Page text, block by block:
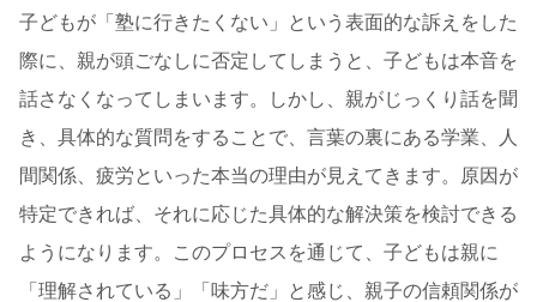
子どもが「塾に行きたくない」という表面的な訴えをした
際に、親が頭ごなしに否定してしまうと、子どもは本音を
話さなくなってしまいます。しかし、親がじっくり話を聞
き、具体的な質問をすることで、言葉の裏にある学業、人
間関係、疲労といった本当の理由が見えてきます。原因が
特定できれば、それに応じた具体的な解決策を検討できる
ようになります。このプロセスを通じて、子どもは親に
「理解されている」「味方だ」と感じ、親子の信頼関係が